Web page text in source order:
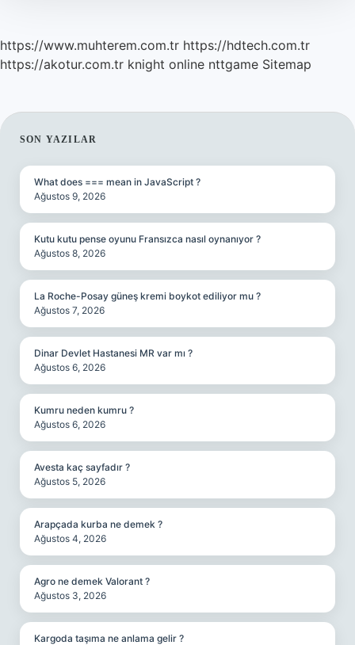
https://www.muhterem.com.tr https://hdtech.com.tr
https://akotur.com.tr knight online nttgame Sitemap
SIDEBAR
SON YAZILAR
What does === mean in JavaScript ?
Ağustos 9, 2026
Kutu kutu pense oyunu Fransızca nasıl oynanıyor ?
Ağustos 8, 2026
La Roche-Posay güneş kremi boykot ediliyor mu ?
Ağustos 7, 2026
Dinar Devlet Hastanesi MR var mı ?
Ağustos 6, 2026
Kumru neden kumru ?
Ağustos 6, 2026
Avesta kaç sayfadır ?
Ağustos 5, 2026
Arapçada kurba ne demek ?
Ağustos 4, 2026
Agro ne demek Valorant ?
Ağustos 3, 2026
Kargoda taşıma ne anlama gelir ?